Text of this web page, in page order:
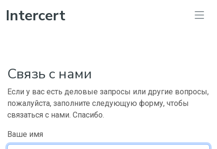
Intercert
Связь с нами
Если у вас есть деловые запросы или другие вопросы,
пожалуйста, заполните следующую форму, чтобы
связаться с нами. Спасибо.
Ваше имя